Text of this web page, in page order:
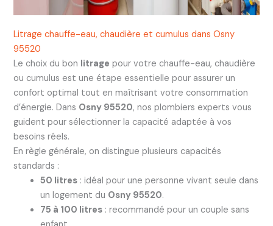
Litrage chauffe-eau, chaudière et cumulus dans Osny
95520
Le choix du bon litrage pour votre chauffe-eau, chaudière
ou cumulus est une étape essentielle pour assurer un
confort optimal tout en maîtrisant votre consommation
d’énergie. Dans Osny 95520, nos plombiers experts vous
guident pour sélectionner la capacité adaptée à vos
besoins réels.
En règle générale, on distingue plusieurs capacités
standards :
50 litres: idéal pour une personne vivant seule dans
un logement du Osny 95520.
75 à 100 litres: recommandé pour un couple sans